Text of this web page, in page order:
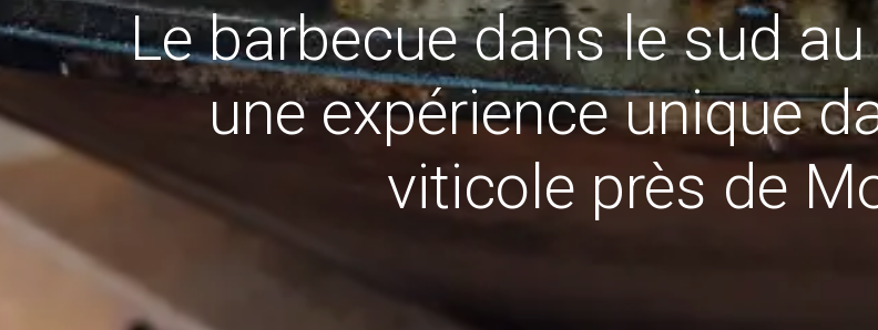
Le barbecue dans le sud
une expérience unique
viticole près de